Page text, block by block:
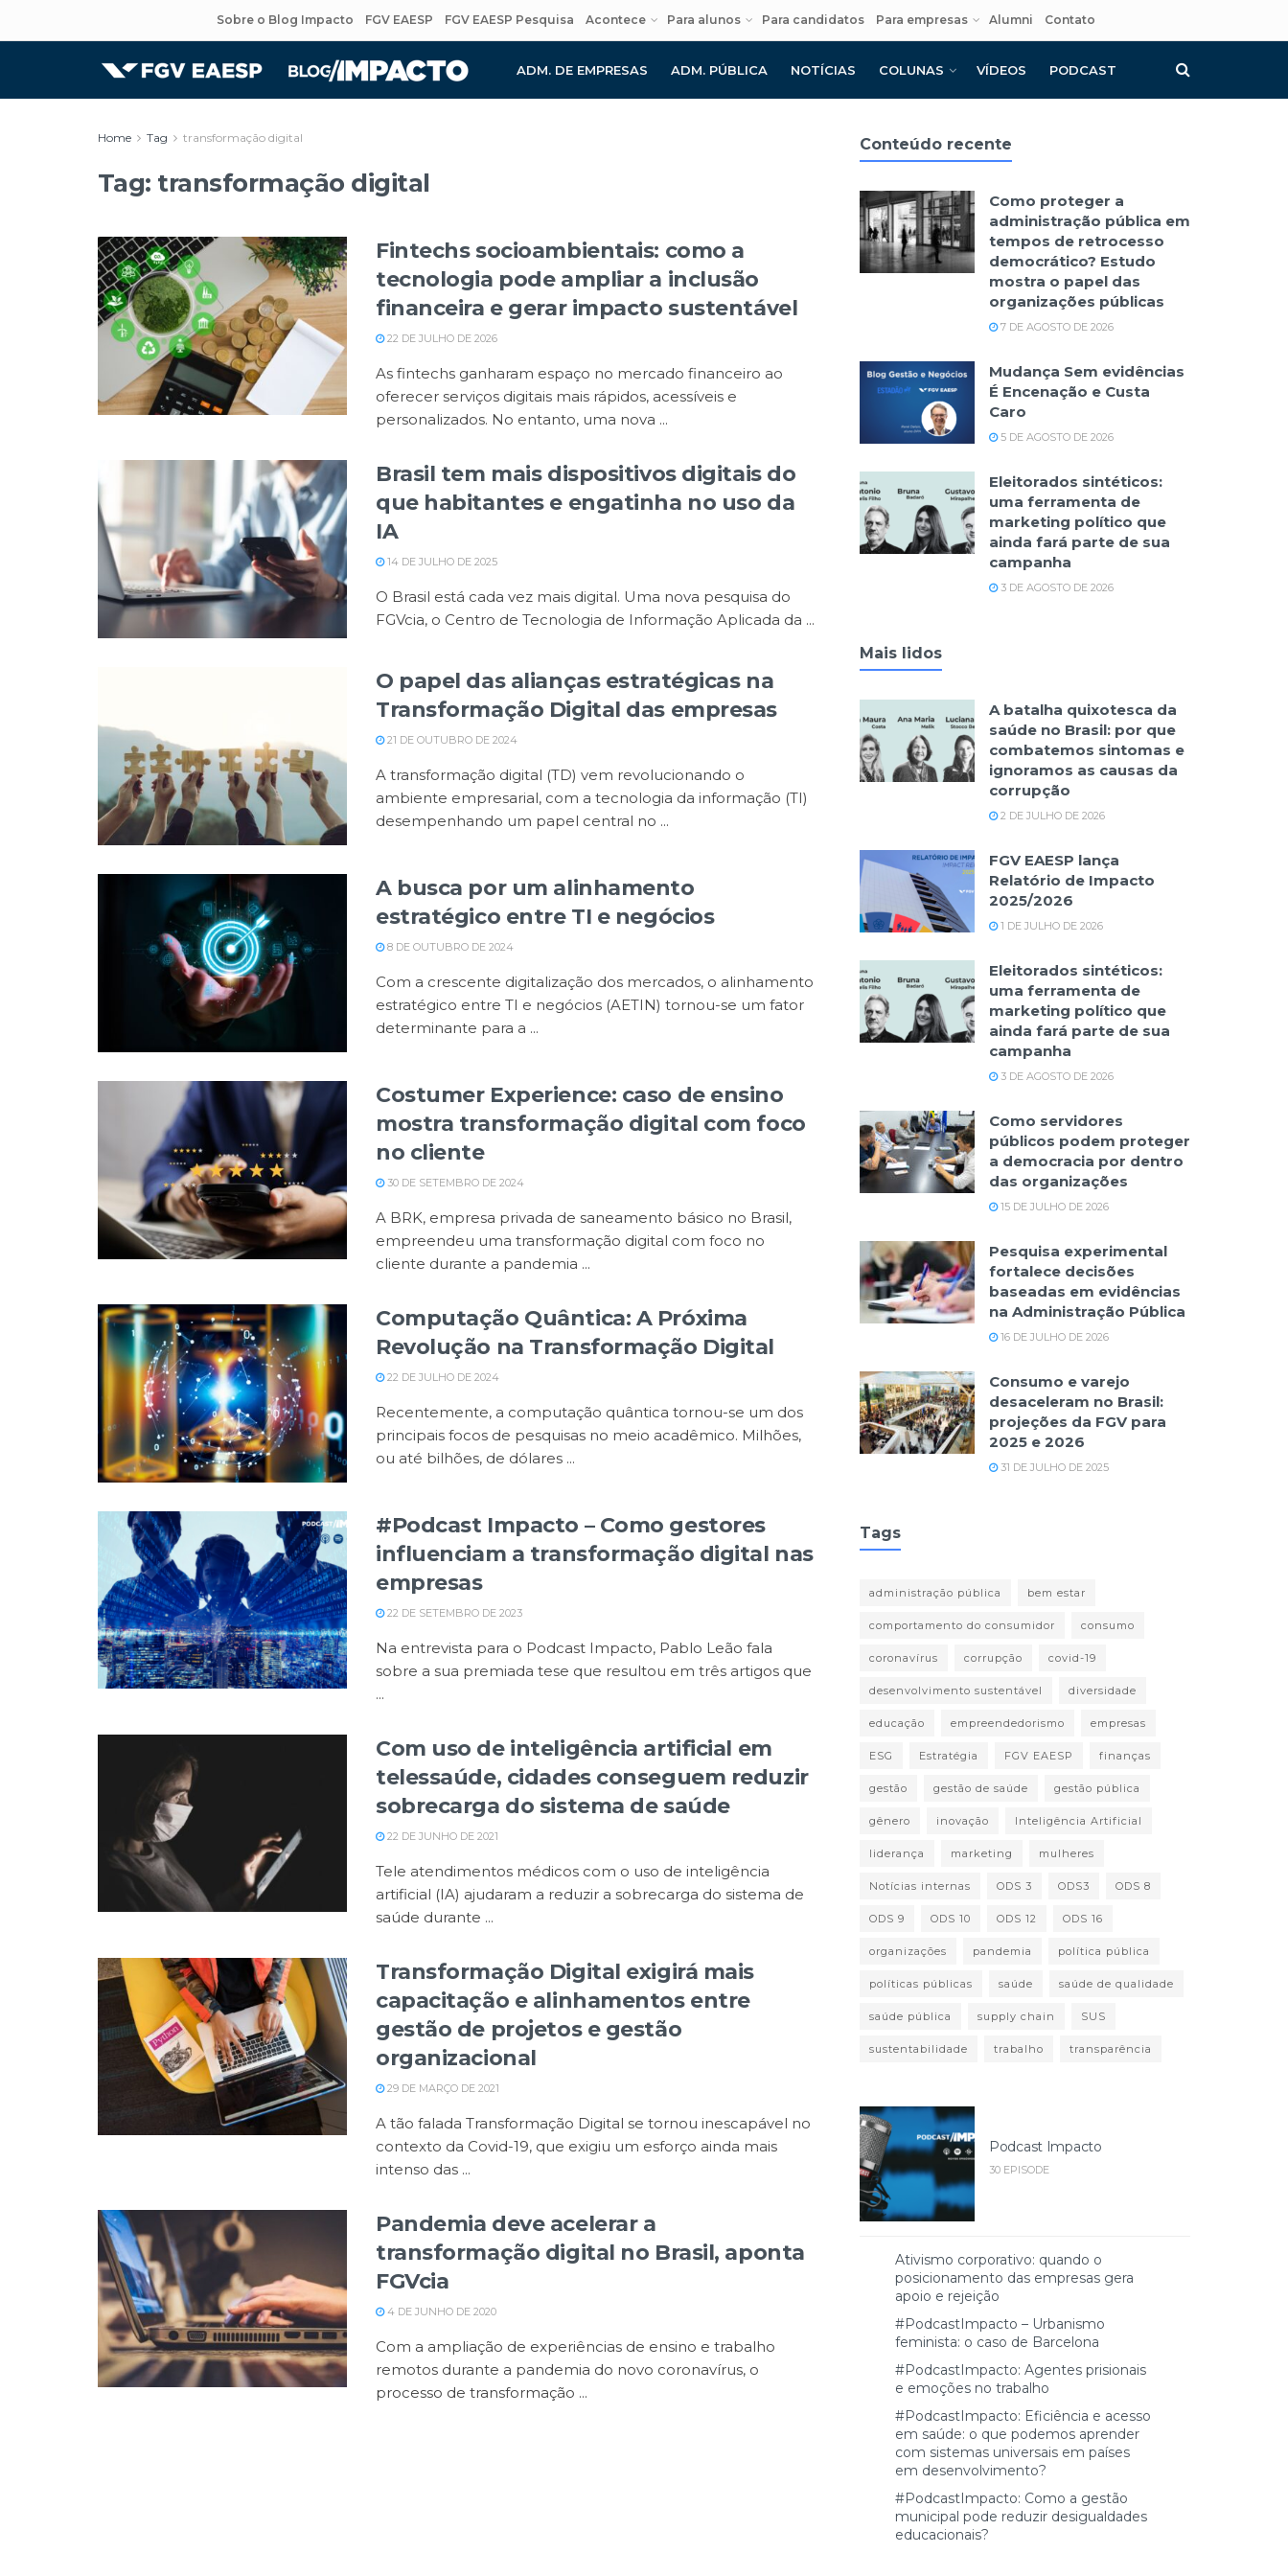
Sobre o Blog Impacto FGV EAESP FGV EAESP Pesquisa Acontece Para alunos Para candidatos Para empresas Alumni Contato
ADM. DE EMPRESAS ADM. PÚBLICA NOTÍCIAS COLUNAS VÍDEOS PODCAST
Home Tag transformação digital
Tag: transformação digital
Fintechs socioambientais: como a
tecnologia pode ampliar a inclusão
financeira e gerar impacto sustentável
22 DE JULHO DE 2026
As fintechs ganharam espaço no mercado financeiro ao
oferecer serviços digitais mais rápidos, acessíveis e
personalizados. No entanto, uma nova ...
Brasil tem mais dispositivos digitais do
que habitantes e engatinha no uso da
IA
14 DE JULHO DE 2025
O Brasil está cada vez mais digital. Uma nova pesquisa do
FGVcia, o Centro de Tecnologia de Informação Aplicada da ...
O papel das alianças estratégicas na
Transformação Digital das empresas
21 DE OUTUBRO DE 2024
A transformação digital (TD) vem revolucionando o
ambiente empresarial, com a tecnologia da informação (TI)
desempenhando um papel central no ...
A busca por um alinhamento
estratégico entre TI e negócios
8 DE OUTUBRO DE 2024
Com a crescente digitalização dos mercados, o alinhamento
estratégico entre TI e negócios (AETIN) tornou-se um fator
determinante para a ...
Costumer Experience: caso de ensino
mostra transformação digital com foco
no cliente
30 DE SETEMBRO DE 2024
A BRK, empresa privada de saneamento básico no Brasil,
empreendeu uma transformação digital com foco no
cliente durante a pandemia ...
Computação Quântica: A Próxima
Revolução na Transformação Digital
22 DE JULHO DE 2024
Recentemente, a computação quântica tornou-se um dos
principais focos de pesquisas no meio acadêmico. Milhões,
ou até bilhões, de dólares ...
#Podcast Impacto – Como gestores
influenciam a transformação digital nas
empresas
22 DE SETEMBRO DE 2023
Na entrevista para o Podcast Impacto, Pablo Leão fala
sobre a sua premiada tese que resultou em três artigos que
...
Com uso de inteligência artificial em
telessaúde, cidades conseguem reduzir
sobrecarga do sistema de saúde
22 DE JUNHO DE 2021
Tele atendimentos médicos com o uso de inteligência
artificial (IA) ajudaram a reduzir a sobrecarga do sistema de
saúde durante ...
Transformação Digital exigirá mais
capacitação e alinhamentos entre
gestão de projetos e gestão
organizacional
29 DE MARÇO DE 2021
A tão falada Transformação Digital se tornou inescapável no
contexto da Covid-19, que exigiu um esforço ainda mais
intenso das ...
Pandemia deve acelerar a
transformação digital no Brasil, aponta
FGVcia
4 DE JUNHO DE 2020
Com a ampliação de experiências de ensino e trabalho
remotos durante a pandemia do novo coronavírus, o
processo de transformação ...
Conteúdo recente
Como proteger a
administração pública em
tempos de retrocesso
democrático? Estudo
mostra o papel das
organizações públicas
7 DE AGOSTO DE 2026
Mudança Sem evidências
É Encenação e Custa
Caro
5 DE AGOSTO DE 2026
Eleitorados sintéticos:
uma ferramenta de
marketing político que
ainda fará parte de sua
campanha
3 DE AGOSTO DE 2026
Mais lidos
A batalha quixotesca da
saúde no Brasil: por que
combatemos sintomas e
ignoramos as causas da
corrupção
2 DE JULHO DE 2026
FGV EAESP lança
Relatório de Impacto
2025/2026
1 DE JULHO DE 2026
Eleitorados sintéticos:
uma ferramenta de
marketing político que
ainda fará parte de sua
campanha
3 DE AGOSTO DE 2026
Como servidores
públicos podem proteger
a democracia por dentro
das organizações
15 DE JULHO DE 2026
Pesquisa experimental
fortalece decisões
baseadas em evidências
na Administração Pública
16 DE JULHO DE 2026
Consumo e varejo
desaceleram no Brasil:
projeções da FGV para
2025 e 2026
31 DE JULHO DE 2025
Tags
administração pública bem estar
comportamento do consumidor consumo
coronavírus corrupção covid-19
desenvolvimento sustentável diversidade
educação empreendedorismo empresas
ESG Estratégia FGV EAESP finanças
gestão gestão de saúde gestão pública
gênero inovação Inteligência Artificial
liderança marketing mulheres
Notícias internas ODS 3 ODS3 ODS 8
ODS 9 ODS 10 ODS 12 ODS 16
organizações pandemia política pública
políticas públicas saúde saúde de qualidade
saúde pública supply chain SUS
sustentabilidade trabalho transparência
Podcast Impacto
30 EPISODE
Ativismo corporativo: quando o
posicionamento das empresas gera
apoio e rejeição
#PodcastImpacto – Urbanismo
feminista: o caso de Barcelona
#PodcastImpacto: Agentes prisionais
e emoções no trabalho
#PodcastImpacto: Eficiência e acesso
em saúde: o que podemos aprender
com sistemas universais em países
em desenvolvimento?
#PodcastImpacto: Como a gestão
municipal pode reduzir desigualdades
educacionais?